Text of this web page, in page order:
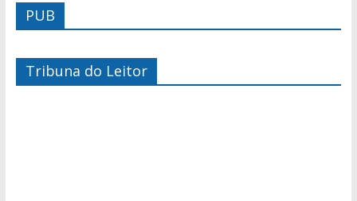
PUB
Tribuna do Leitor